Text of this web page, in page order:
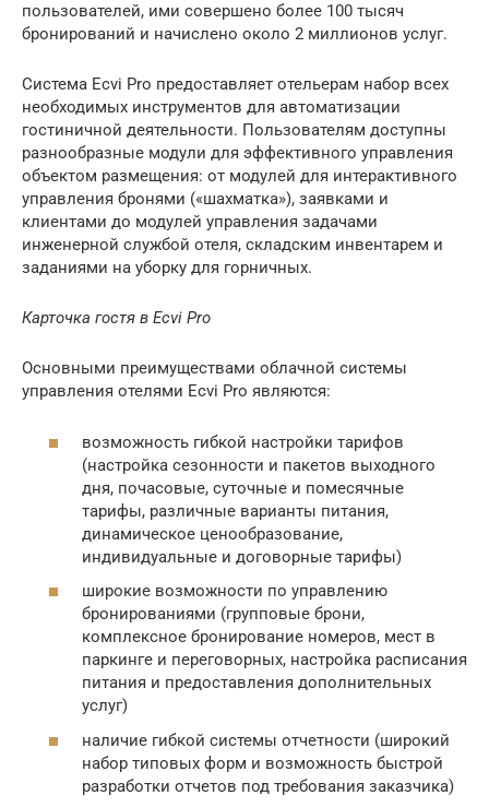
пользователей, ими совершено более 100 тысяч
бронирований и начислено около 2 миллионов услуг.
Система Ecvi Pro предоставляет отельерам набор всех
необходимых инструментов для автоматизации
гостиничной деятельности. Пользователям доступны
разнообразные модули для эффективного управления
объектом размещения: от модулей для интерактивного
управления бронями («шахматка»), заявками и
клиентами до модулей управления задачами
инженерной службой отеля, складским инвентарем и
заданиями на уборку для горничных.
Карточка гостя в Ecvi Pro
Основными преимуществами облачной системы
управления отелями Ecvi Pro являются:
возможность гибкой настройки тарифов
(настройка сезонности и пакетов выходного
дня, почасовые, суточные и помесячные
тарифы, различные варианты питания,
динамическое ценообразование,
индивидуальные и договорные тарифы)
широкие возможности по управлению
бронированиями (групповые брони,
комплексное бронирование номеров, мест в
паркинге и переговорных, настройка расписания
питания и предоставления дополнительных
услуг)
наличие гибкой системы отчетности (широкий
набор типовых форм и возможность быстрой
разработки отчетов под требования заказчика)